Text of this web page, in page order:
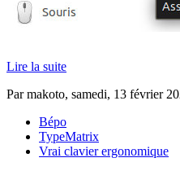
Lire la suite
Par makoto, samedi, 13 février
Bépo
TypeMatrix
Vrai clavier ergonomique